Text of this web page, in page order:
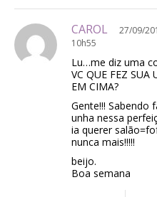
CAROL
27/09/
10h55
Lu…me diz uma
VC QUE FEZ SUA
EM CIMA?
Gente!!! Sabendo
unha nessa
ia querer
nunca mais!!!!!
beijo.
Boa semana